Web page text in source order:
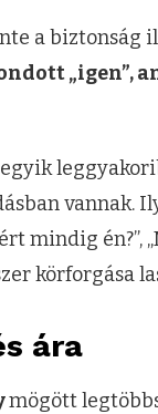
a biztonság
„igen”,
vannak.
mindig
körforgása
ára
mögött